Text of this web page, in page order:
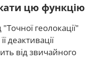
цю функцію
геолокації"
деактивації
від звичайного